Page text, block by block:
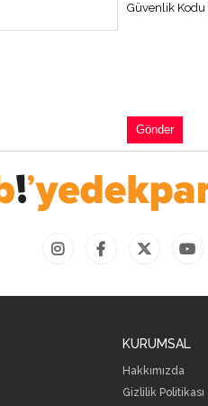
Güvenlik Kodu
KURUMSAL
Hakkımızda
Gizlilik Politikası